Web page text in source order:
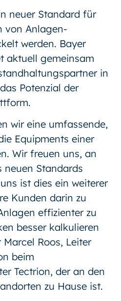
neuer Standard für
von Anlagen-
werden. Bayer
aktuell gemeinsam
in
Potenzial der
wir eine umfassende,
Equipments einer
Wir freuen uns, an
neuen Standards
ist dies ein weiterer
Kunden darin zu
effizienter zu
besser kalkulieren
Roos, Leiter
beim
Tectrion, der an den
zu Hause ist.